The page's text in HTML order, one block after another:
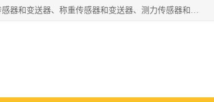
是集开发、生产和经营压力传感器和变送器、位移传感器和变送器、流量传感器和变送器、称重传感器和变送器、测力传感器和变送器、温湿度传感器和变送器、扭矩传感器、智能数显控制仪表等产品的化高新技术企业。